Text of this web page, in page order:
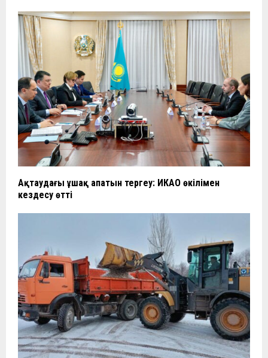
Ақтаудағы ұшақ апатын тергеу: ИКАО өкілімен
кездесу өтті